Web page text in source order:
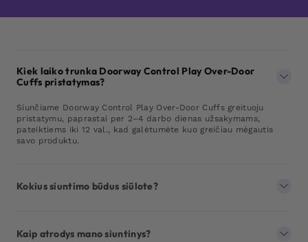
Kiek laiko trunka Doorway Control Play Over-Door
Cuffs pristatymas?
Siunčiame Doorway Control Play Over-Door Cuffs greituoju
pristatymu, paprastai per 2–4 darbo dienas užsakymams,
pateiktiems iki 12 val., kad galėtumėte kuo greičiau mėgautis
savo produktu.
Kokius siuntimo būdus siūlote?
Kaip atrodys mano siuntinys?